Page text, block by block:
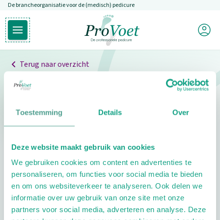
Toestemming Details Over
Deze website maakt gebruik van cookies
We gebruiken cookies om content en advertenties te
personaliseren, om functies voor social media te bieden
en om ons websiteverkeer te analyseren. Ook delen we
informatie over uw gebruik van onze site met onze
partners voor social media, adverteren en analyse. Deze
Overslaan en naar de inhoud gaan
De brancheorganisatie voor de (medisch) pedicure
Open hoofdmenu
Ga naar de homepagina
Mijn
Terug naar overzicht
Professionals
Pedicure niet gevonden
pedicure.